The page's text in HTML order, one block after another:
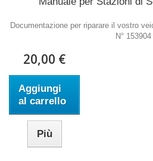
Documentazione per riparare il vostro
N° 153904
20,00 €
Aggiungi
al carrello
Più